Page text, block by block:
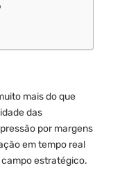
mais do que
das
por margens
em tempo real
estratégico.